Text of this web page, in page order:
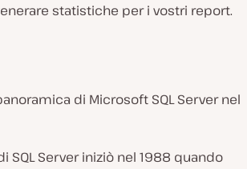
statistiche per i vostri report.
di Microsoft SQL Server nel
SQL Server iniziò nel 1988 quando